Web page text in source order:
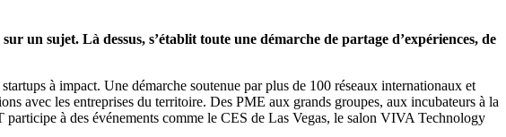
sur un sujet. Là dessus, s’établit toute une démarche de partage d’expériences, de
à impact. Une démarche soutenue par plus de 100 réseaux internationaux et
avec les entreprises du territoire. Des PME aux grands groupes, aux incubateurs à la
à des événements comme le CES de Las Vegas, le salon VIVA Technology